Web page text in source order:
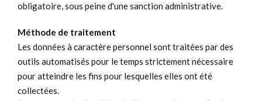
obligatoire, sous peine d'une sanction administrative.
Méthode de traitement
Les données à caractère personnel sont traitées par des
outils automatisés pour le temps strictement nécessaire
pour atteindre les fins pour lesquelles elles ont été
collectées.